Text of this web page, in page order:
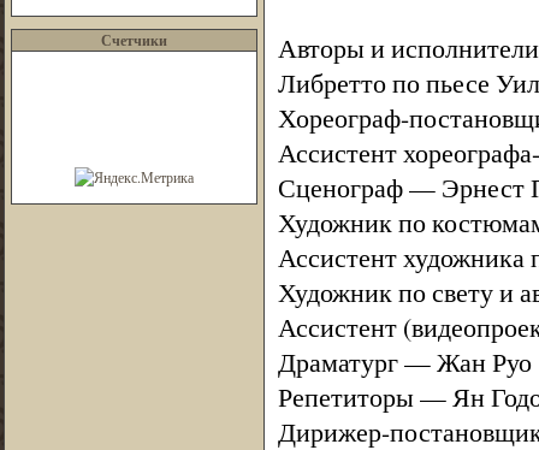
Счетчики
Авторы и
Либретто по пьесе
Хореограф-
Ассистент
Сценограф — Эрнест
Художник по
Ассистент
Художник по свету и
Ассистент
Драматург — Жан Руо
Репетиторы — Ян
Дирижер-